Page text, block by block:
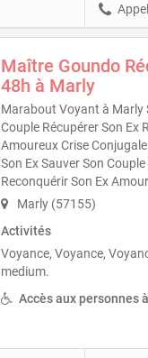
Maître Goundo
48h à Marly
Marabout Voyant à Marly
Couple Récupérer Son Ex
Amoureux Crise
Son Ex Sauver Son
Reconquérir Son Ex
Marly (57155)
Activités
Voyance, Voyance,
medium.
Accès aux personnes